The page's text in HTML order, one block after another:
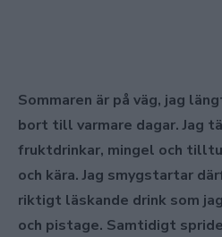
Sommaren är på väg, jag
bort till varmare dagar. Jag
fruktdrinkar, mingel och
och kära. Jag smygstartar
riktigt läskande drink som
och pistage. Samtidigt